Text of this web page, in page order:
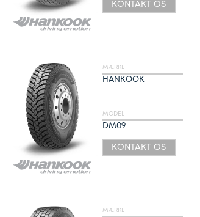
KONTAKT OS
MÆRKE
HANKOOK
MODEL
DM09
KONTAKT OS
MÆRKE